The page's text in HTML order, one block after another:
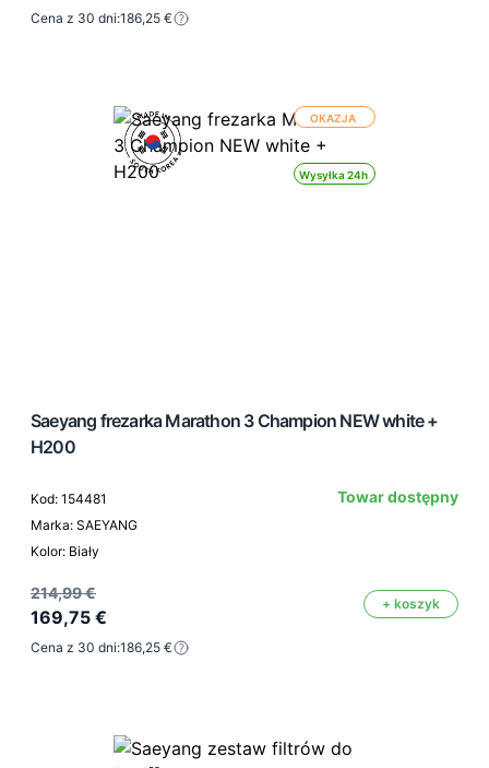
Cena z 30 dni:186,25 €
Wysyłka 24h
OKAZJA
Saeyang frezarka Marathon 3 Champion NEW white +
H200
Kod: 154481
Marka: SAEYANG
Kolor: Biały
Towar dostępny
214,99 €
169,75 €
+ koszyk
Cena z 30 dni:186,25 €